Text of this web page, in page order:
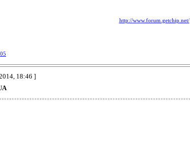
http://www.forum.getchip.net/
18:46 ]